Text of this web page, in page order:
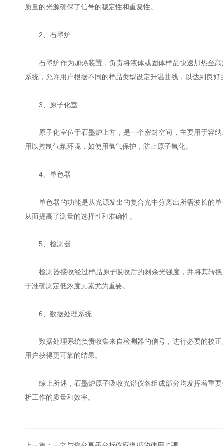
质量的光源确保了信号的稳定性和重复性。
2、石墨炉
石墨炉作为加热装置，负责将液体或固体样品快速加热至高
系统，允许用户根据不同的样品类型设定升温曲线，以达到良好
3、原子化室
原子化室位于石墨炉上方，是一个密封空间，主要用于容纳
用以控制气氛环境，如使用氩气保护，防止原子氧化。
4、单色器
单色器的功能是从光源发出的复合光中分离出所需波长的单
从而提高了测量的选择性和准确性。
5、检测器
检测器接收经过样品原子吸收后的剩余光强度，并将其转换
于准确测定低浓度元素尤为重要。
6、数据处理系统
数据处理系统负责收集来自检测器的信号，进行必要的校正
用户获得更可靠的结果。
综上所述，石墨炉原子吸收光谱仪各组成部分均发挥着重要
析工作的质量和效率。